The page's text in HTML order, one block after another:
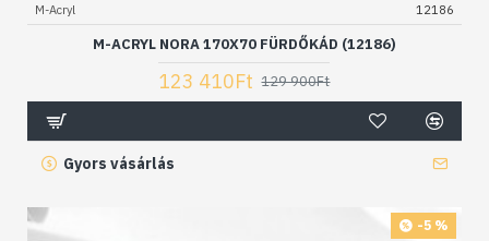
M-Acryl 12186
M-ACRYL NORA 170X70 FÜRDŐKÁD (12186)
123 410Ft 129 900Ft
Gyors vásárlás
-5 %